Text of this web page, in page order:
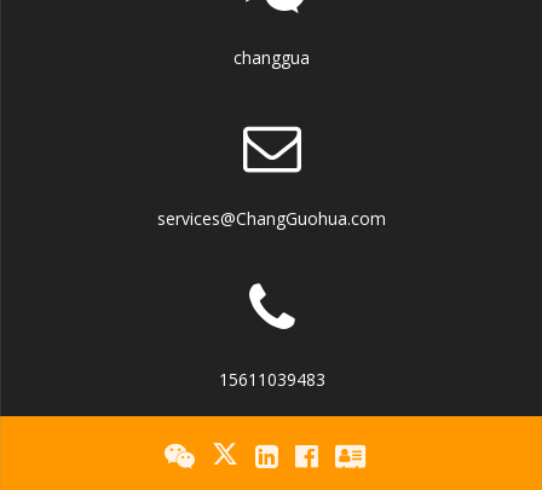
changgua
services@ChangGuohua.com
15611039483